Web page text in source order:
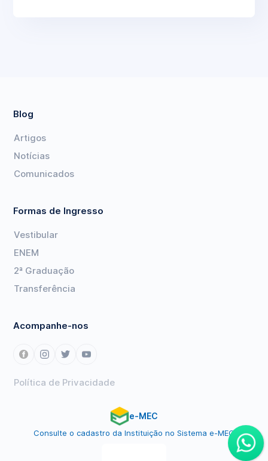
Blog
Artigos
Notícias
Comunicados
Formas de Ingresso
Vestibular
ENEM
2ª Graduação
Transferência
Acompanhe-nos
Política de Privacidade
e-MEC
Consulte o cadastro da Instituição no Sistema e-MEC